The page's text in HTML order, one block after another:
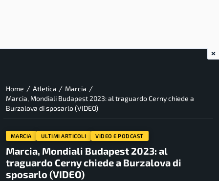
Home / Atletica / Marcia /
Marcia, Mondiali Budapest 2023: al traguardo Cerny chiede a
Burzalova di sposarlo (VIDEO)
MARCIA ULTIMI ARTICOLI VIDEO E PODCAST
Marcia, Mondiali Budapest 2023: al
traguardo Cerny chiede a Burzalova di
sposarlo (VIDEO)
×